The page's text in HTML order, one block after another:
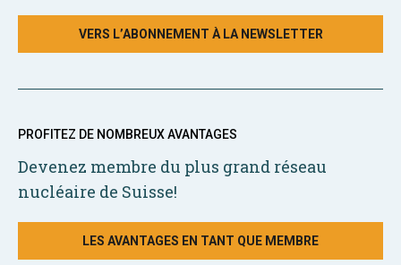
VERS L’ABONNEMENT À LA NEWSLETTER
PROFITEZ DE NOMBREUX AVANTAGES
Devenez membre du plus grand réseau
nucléaire de Suisse!
LES AVANTAGES EN TANT QUE MEMBRE